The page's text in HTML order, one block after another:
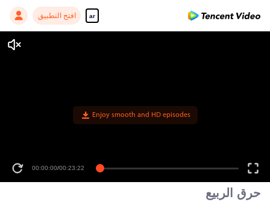
ar افتح التطبيق
Enjoy smooth and HD episodes
00:00:00/00:23:22
حرق الربيع